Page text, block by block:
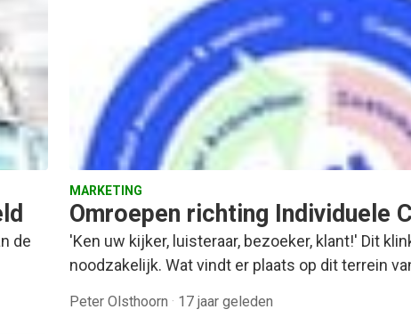
de
MARKETING
Omroepen richting Individuele
'Ken uw kijker, luisteraar, bezoeker, klant!' Dit
noodzakelijk. Wat vindt er plaats op dit terrein
Peter Olsthoorn · 17 jaar geleden